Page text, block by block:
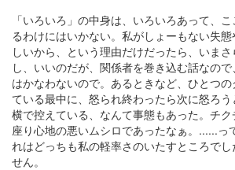
「いろいろ」の中身は、いろいろあって、
るわけにはいかない。私がしょーもない失
しいから、という理由だけだったら、いま
し、いいのだが、関係者を巻き込む話なの
はかなわないので。あるときなど、ひとつ
ている最中に、怒られ終わったら次に怒ろ
横で控えている、なんて事態もあった。チ
座り心地の悪いムシロであったなぁ。......っ
れはどっちも私の軽率さのいたすところで
せん。